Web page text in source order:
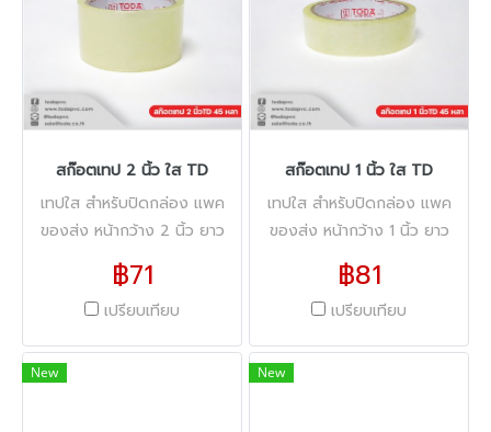
สก๊อตเทป 2 นิ้ว ใส TD
เทปใส สำหรับปิดกล่อง แพค
ของส่ง หน้ากว้าง 2 นิ้ว ยาว
45หลา 40 ไมครอน
฿71
เปรียบเทียบ
สก๊อตเทป 1 นิ้ว ใส TD
เทปใส สำหรับปิดกล่อง แพค
ของส่ง หน้ากว้าง 1 นิ้ว ยาว
45หลา 40 ไมครอน
฿81
เปรียบเทียบ
New New